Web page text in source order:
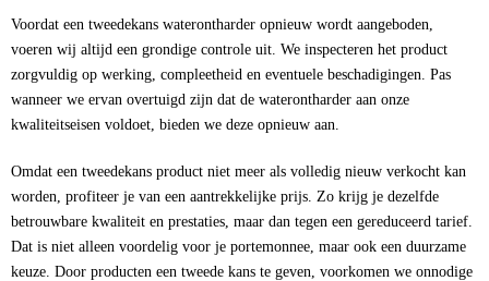
Contact
Voordat een tweedekans waterontharder opnieuw wordt aangeboden,
voeren wij altijd een grondige controle uit. We inspecteren het product
zorgvuldig op werking, compleetheid en eventuele beschadigingen. Pas
wanneer we ervan overtuigd zijn dat de waterontharder aan onze
kwaliteitseisen voldoet, bieden we deze opnieuw aan.
Omdat een tweedekans product niet meer als volledig nieuw verkocht kan
worden, profiteer je van een aantrekkelijke prijs. Zo krijg je dezelfde
betrouwbare kwaliteit en prestaties, maar dan tegen een gereduceerd tarief.
Dat is niet alleen voordelig voor je portemonnee, maar ook een duurzame
keuze. Door producten een tweede kans te geven, voorkomen we onnodige